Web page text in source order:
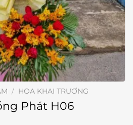
/ HOA KHAI TRƯƠNG
Phát H06